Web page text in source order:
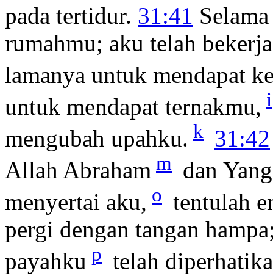
pada tertidur. 31:41
rumahmu; aku telah
lamanya untuk mendapat
untuk mendapat ternakmu, i
mengubah upahku. k 31:42
Allah Abraham m dan
menyertai aku, o tentulah
pergi dengan tangan
payahku p telah